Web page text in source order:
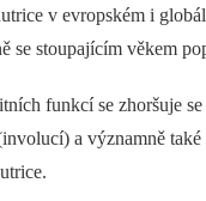
v evropském i
se stoupajícím věkem
funkcí se zhoršuje
a významně